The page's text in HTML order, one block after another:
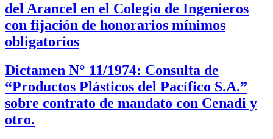
del Arancel en el Colegio de Ingenieros
con fijación de honorarios mínimos
obligatorios
Dictamen N° 11/1974: Consulta de
“Productos Plásticos del Pacífico S.A.”
sobre contrato de mandato con Cenadi y
otro.